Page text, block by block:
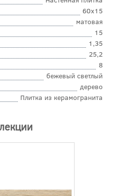
60x15
матовая
15
1,35
25,2
8
бежевый светлый
дерево
Плитка из керамогранита